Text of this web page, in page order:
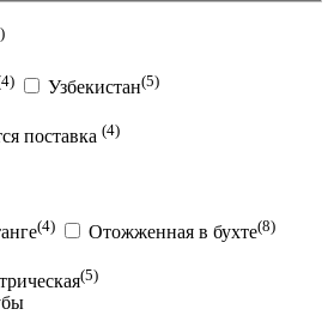
Узбекистан(5)
поставка (4)
(4) Отожженная в бухте(8)
(5)